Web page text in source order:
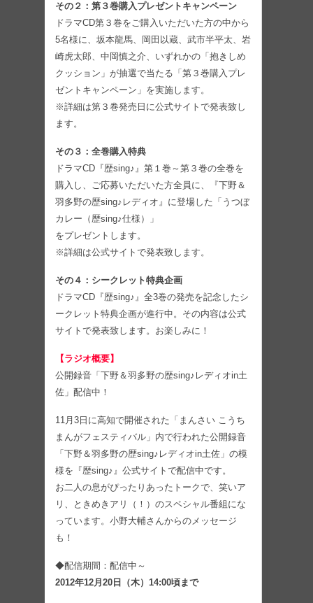
その２：第３巻購入プレゼントキャンペーン
ドラマCD第３巻をご購入いただいた方の中から
5名様に、坂本龍馬、岡田以蔵、武市半平太、岩
崎虎太郎、中岡慎之介、いずれかの「抱きしめ
クッション」が抽選で当たる「第３巻購入プレ
ゼントキャンペーン」を実施します。
※詳細は第３巻発売日に公式サイトで発表致し
ます。
その３：全巻購入特典
ドラマCD『歴sing♪』第１巻～第３巻の全巻を
購入し、ご応募いただいた方全員に、『下野＆
羽多野の歴sing♪レディオ』に登場した「うつぼ
カレー（歴sing♪仕様）」
をプレゼントします。
※詳細は公式サイトで発表致します。
その４：シークレット特典企画
ドラマCD『歴sing♪』全3巻の発売を記念したシ
ークレット特典企画が進行中。その内容は公式
サイトで発表致します。お楽しみに！
【ラジオ概要】
公開録音「下野＆羽多野の歴sing♪レディオin土
佐」配信中！
11月3日に高知で開催された「まんさい こうち
まんがフェスティバル」内で行われた公開録音
「下野＆羽多野の歴sing♪レディオin土佐」の模
様を『歴sing♪』公式サイトで配信中です。
お二人の息がぴったりあったトークで、笑いア
リ、ときめきアリ（！）のスペシャル番組にな
っています。小野大輔さんからのメッセージ
も！
◆配信期間：配信中～
2012年12月20日（木）14:00頃まで